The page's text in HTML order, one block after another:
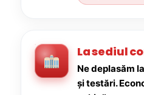
La sediul
Ne deplasăm
și testări.